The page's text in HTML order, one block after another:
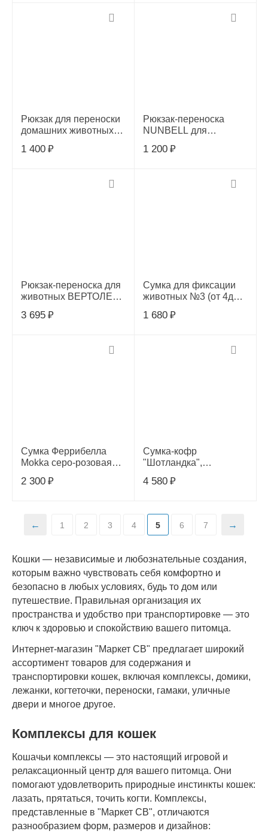
Кошки — независимые и любознательные создания,
которым важно чувствовать себя комфортно и
безопасно в любых условиях, будь то дом или
путешествие. Правильная организация их
пространства и удобство при транспортировке — это
ключ к здоровью и спокойствию вашего питомца.
Интернет-магазин "Маркет СВ" предлагает широкий
ассортимент товаров для содержания и
транспортировки кошек, включая комплексы, домики,
лежанки, когтеточки, переноски, гамаки, уличные
двери и многое другое.
Комплексы для кошек
Кошачьи комплексы — это настоящий игровой и
релаксационный центр для вашего питомца. Они
помогают удовлетворить природные инстинкты кошек:
лазать, прятаться, точить когти. Комплексы,
представленные в "Маркет СВ", отличаются
разнообразием форм, размеров и дизайнов:
Рюкзак для переноски
домашних животных
109225484
1 400 ₽
Рюкзак-переноска
NUNBELL для
микс, 109225485
1 200 ₽
Рюкзак-переноска для
животных ВЕРТОЛЕТ
TRAVEL, 31861008
3 695 ₽
Сумка для фиксации
животных №3 (от 4до
1 680 ₽
Сумка Феррибелла
Mokka серо-розовая
2 300 ₽
Сумка-кофр
"Шотландка",
4 580 ₽
1 2 3 4 5 6 7